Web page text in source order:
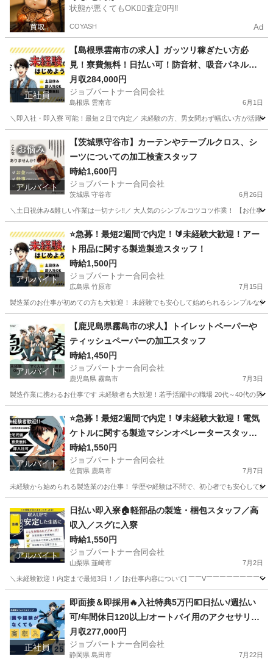
状態が悪くてもOK🙆‍♀️査定0円‼️
COYASH Ad
正社員
【島根県雲南市の求人】ガッツリ稼ぎたい方必
見！寮費無料！日払い可！防音材、吸音パネル、
遮音カーテンの製造補助スタッフ！
月収284,000円
ジョブパートナー合同会社
島根県 雲南市 6月1日
＼即入社・即入寮 可能！最短２日で内定／ 未経験の方、男女問わず幅広い方が活躍
工場 未経験
アルバイト
【茨城県守谷市】カーテンやテーブルクロス、シ
ーツについての加工検査スタッフ
時給1,600円
ジョブパートナー合同会社
茨城県 守谷市 6月26日
＼土日祝休み&難しい作業は一切ナシ!!／ 大人気のシンプルコツコツ作業！ 【お仕事
工場 スタッフ
アルバイト
⭐急募！最短2週間で内定！🔰未経験大歓迎！アー
ト用品に関する製造製造スタッフ！
時給1,500円
ジョブパートナー合同会社
広島県 竹原市 7月15日
製造業のお仕事が初めての方も大歓迎！ 未経験でも安心して始められるシンプルな
工場 スタッフ
アルバイト
【鹿児島県霧島市の求人】トイレットペーパーや
ティッシュペーパーの加工スタッフ
時給1,450円
ジョブパートナー合同会社
鹿児島県 霧島市 7月3日
製造作業に携わるお仕事です 未経験者も大歓迎！若手活躍中の職場 20代～40代の
工場 スタッフ
アルバイト
⭐急募！最短2週間で内定！🔰未経験大歓迎！電気
ケトルに関する製造マシンオペレータースタッ
フ！
時給1,550円
ジョブパートナー合同会社
佐賀県 鹿島市 7月7日
未経験から始められる製造業のお仕事！ 学歴や経験は不問で、初心者でも安心して
工場 時給
アルバイト
日払い即入寮🏠軽部品の製造・梱包スタッフ／高
収入／スグに入寮
時給1,550円
ジョブパートナー合同会社
山梨県 韮崎市 7月2日
＼未経験歓迎！内定まで最短3日！／ [お仕事内容について] ￣￣V￣￣￣￣￣￣￣￣
工場 スタッフ
正社員
即面接＆即採用🔥入社特典5万円💴日払い/週払い
可/年間休日120以上/オートバイ用のアクセサリー
（ヘルメット、グローブ、シートカバーなど）に
関する軽作業マシンオペレーター
月収277,000円
ジョブパートナー合同会社
静岡県 島田市 7月22日